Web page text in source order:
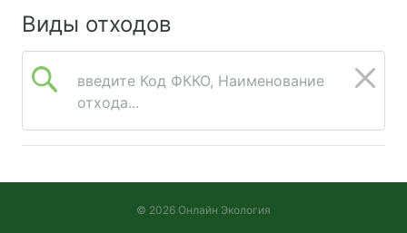
Виды отходов
введите Код ФККО, Наименование
отхода...
© 2026 Онлайн Экология